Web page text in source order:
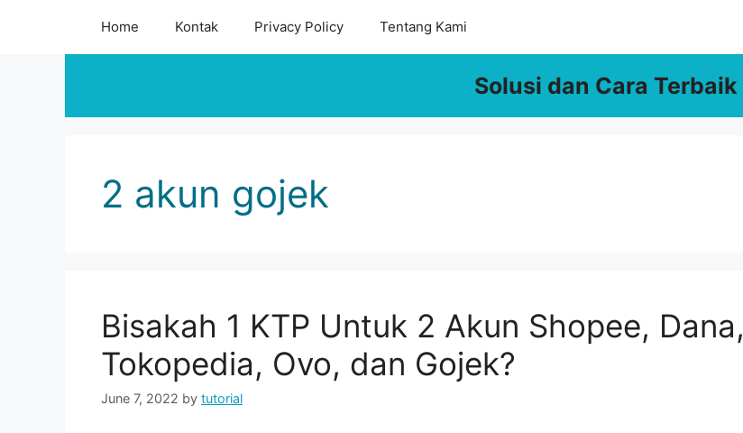
Home Kontak Privacy Policy Tentang Kami
Solusi dan Cara Terbaik
2 akun gojek
Bisakah 1 KTP Untuk 2 Akun Shopee, Dana,
Tokopedia, Ovo, dan Gojek?
June 7, 2022 by tutorial